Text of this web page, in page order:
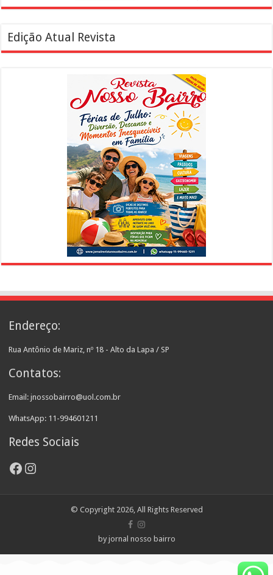
Edição Atual Revista
Endereço:
Rua Antônio de Mariz, nº 18 - Alto da Lapa / SP
Contatos:
Email: jnossobairro@uol.com.br
WhatsApp: 11-994601211
Redes Sociais
Facebook
Instagram
© Copyright 2026, All Rights Reserved
by jornal nosso bairro